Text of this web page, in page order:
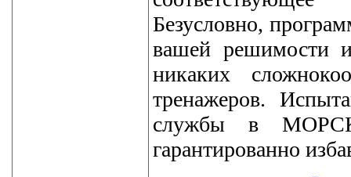
Безусловно,
вашей решимости
никаких
тренажеров.
службы в
гарантированно